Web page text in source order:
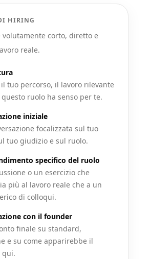
HIRING
volutamente corto, diretto e
reale.
tuo percorso, il lavoro rilevante
ruolo ha senso per te.
iniziale
focalizzata sul tuo
tuo giudizio e sul ruolo.
specifico del ruolo
o un esercizio che
più al lavoro reale che a un
di colloqui.
con il founder
finale su standard,
e su come apparirebbe il
qui.